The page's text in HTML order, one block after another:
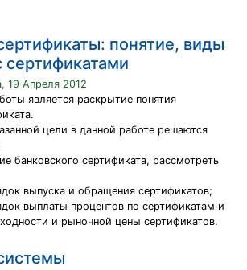
понятие, виды
сертификатами
19 Апреля 2012
является раскрытие понятия
цели в данной работе решаются
банковского сертификата, рассмотреть
выпуска и обращения сертификатов;
выплаты процентов по сертификатам и
и рыночной цены сертификатов.